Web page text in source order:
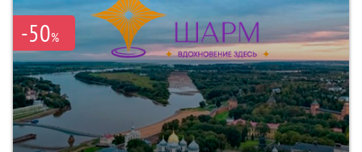
-50%